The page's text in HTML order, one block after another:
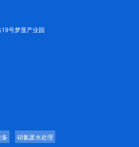
号梦显产业园
备 硝氮废水处理